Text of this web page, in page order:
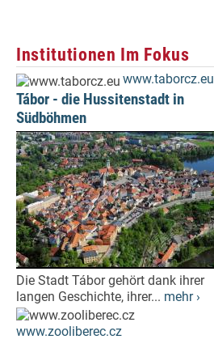
Institutionen Im Fokus
www.taborcz.eu
Tábor - die Hussitenstadt in
Südböhmen
Die Stadt Tábor gehört dank ihrer
langen Geschichte, ihrer... mehr ›
www.zooliberec.cz